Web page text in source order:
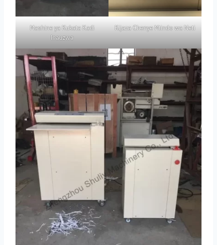
Mashine ya Kukata Kadi
Inauzwa
Kijaza Chenye Mtindo wa Neti